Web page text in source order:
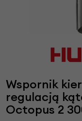
Wspornik
regulacją
Octopus 2